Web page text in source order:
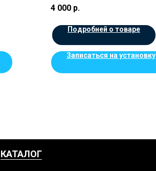
4 000 р.
Подробней о товаре
Записаться на установку
КАТАЛОГ